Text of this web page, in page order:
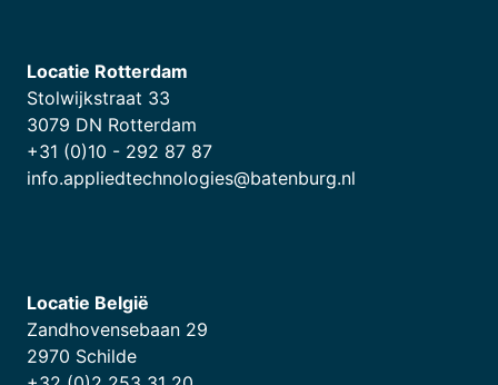
Locatie Rotterdam
Stolwijkstraat 33
3079 DN Rotterdam
+31 (0)10 - 292 87 87
info.appliedtechnologies@batenburg.nl
Locatie België
Zandhovensebaan 29
2970 Schilde